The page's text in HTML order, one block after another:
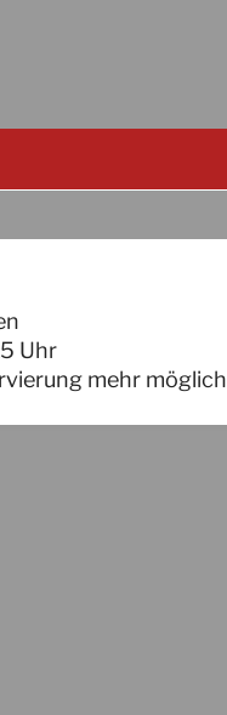
Uhr
mehr möglich